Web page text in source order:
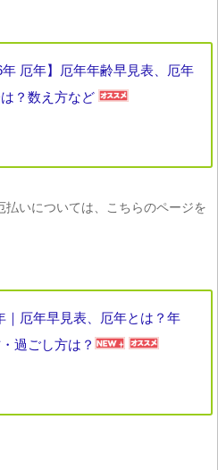
年 厄年】厄年年齢早見表、厄年
？数え方など
いについては、こちらのページを
｜厄年早見表、厄年とは？年
過ごし方は？